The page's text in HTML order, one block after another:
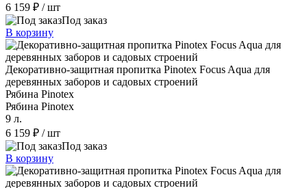
6 159 ₽ / шт
Под заказ
В корзину
Декоративно-защитная пропитка Pinotex Focus Aqua для
деревянных заборов и садовых строений
Рябина Pinotex
Рябина Pinotex
9 л.
6 159 ₽ / шт
Под заказ
В корзину